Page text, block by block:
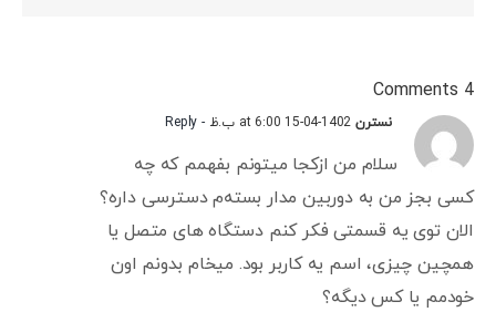
4 Comments
نسترن - Reply
سلام من ازکجا میتونم بفهمم که چه
کسی بجز من به دوربین مدار بسته‌م دسترسی داره؟
الان توی یه قسمتی فکر کنم دستگاه های متصل یا
همچین چیزی، اسم یه کاربر بود. میخام بدونم اون
خودمم یا کس دیگه؟